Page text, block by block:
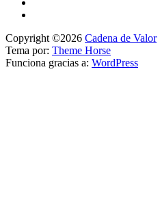
Copyright ©2026 Cadena de Valor
Tema por: Theme Horse
Funciona gracias a: WordPress